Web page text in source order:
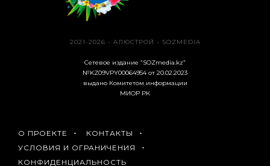
2021-2026 - АЛЮСТРОЙ - SOZMEDIA
Сетевое издание “SOZmedia.kz”
№KZ09VPY00064954 от 20.02.2023
выдано Комитетом информации
МИОР РК
О ПРОЕКТЕ
КОНТАКТЫ
УСЛОВИЯ И ОГРАНИЧЕНИЯ
КОНФИДЕНЦИАЛЬНОСТЬ